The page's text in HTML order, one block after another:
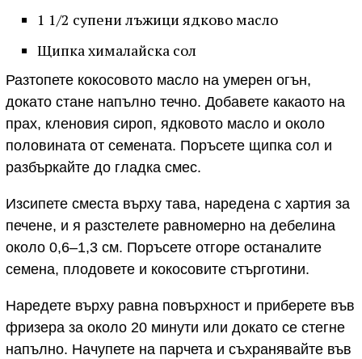
1 1/2 супени лъжици ядково масло
Щипка хималайска сол
Разтопете кокосовото масло на умерен огън,
докато стане напълно течно. Добавете какаото на
прах, кленовия сироп, ядковото масло и около
половината от семената. Поръсете щипка сол и
разбъркайте до гладка смес.
Изсипете сместа върху тава, наредена с хартия за
печене, и я разстелете равномерно на дебелина
около 0,6–1,3 см. Поръсете отгоре останалите
семена, плодовете и кокосовите стърготини.
Наредете върху равна повърхност и приберете във
фризера за около 20 минути или докато се стегне
напълно. Начупете на парчета и съхранявайте във